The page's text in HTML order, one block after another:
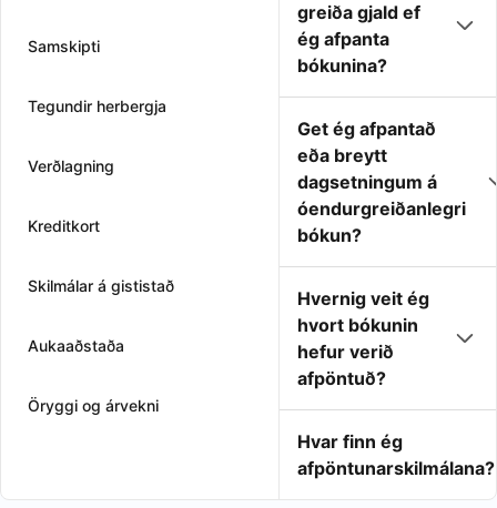
Samskipti
Tegundir herbergja
Verðlagning
Kreditkort
Skilmálar á gististað
Aukaaðstaða
Öryggi og árvekni
greiða gjald ef
ég afpanta
bókunina?
Get ég afpantað
eða breytt
dagsetningum á
óendurgreiðanlegri
bókun?
Hvernig veit ég
hvort bókunin
hefur verið
afpöntuð?
Hvar finn ég
afpöntunarskilmálana?